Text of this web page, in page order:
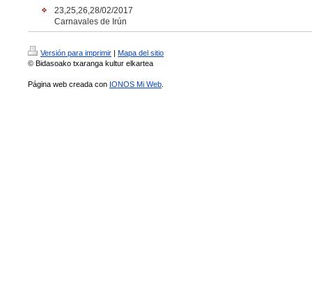
23,25,26,28/02/2017
Carnavales de Irún
Versión para imprimir | Mapa del sitio
© Bidasoako txaranga kultur elkartea
Página web creada con IONOS Mi Web